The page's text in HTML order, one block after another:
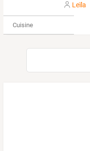
Leïla
Cuisine